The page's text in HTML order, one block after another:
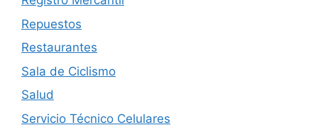
Repuestos
Restaurantes
Sala de Ciclismo
Salud
Servicio Técnico Celulares